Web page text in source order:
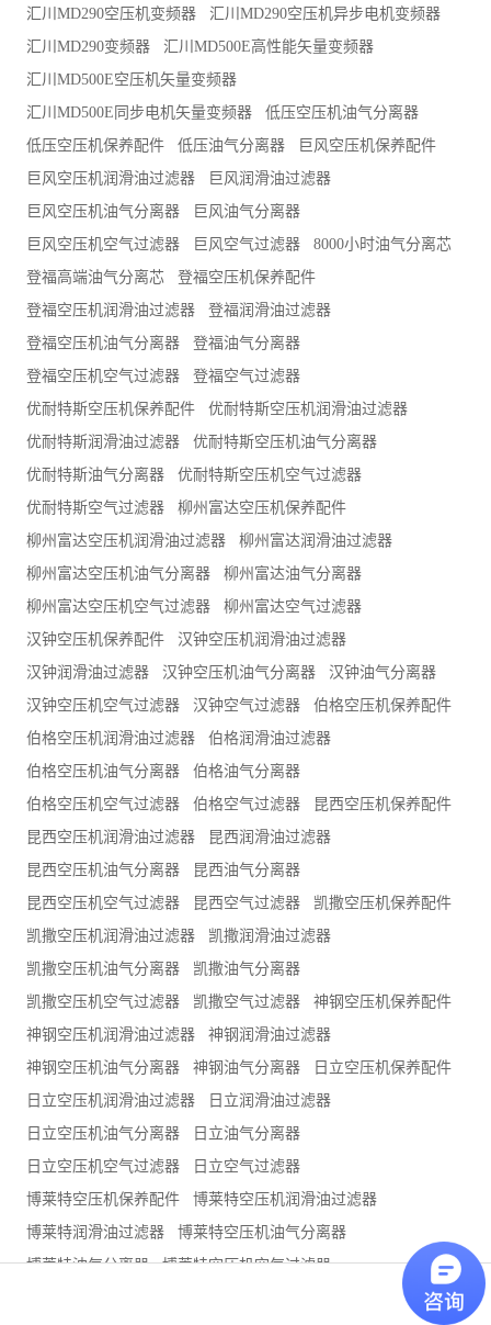
汇川MD290空压机变频器
汇川MD290空压机异步电机变频器
汇川MD290变频器
汇川MD500E高性能矢量变频器
汇川MD500E空压机矢量变频器
汇川MD500E同步电机矢量变频器
低压空压机油气分离器
低压空压机保养配件
低压油气分离器
巨风空压机保养配件
巨风空压机润滑油过滤器
巨风润滑油过滤器
巨风空压机油气分离器
巨风油气分离器
巨风空压机空气过滤器
巨风空气过滤器
8000小时油气分离芯
登福高端油气分离芯
登福空压机保养配件
登福空压机润滑油过滤器
登福润滑油过滤器
登福空压机油气分离器
登福油气分离器
登福空压机空气过滤器
登福空气过滤器
优耐特斯空压机保养配件
优耐特斯空压机润滑油过滤器
优耐特斯润滑油过滤器
优耐特斯空压机油气分离器
优耐特斯油气分离器
优耐特斯空压机空气过滤器
优耐特斯空气过滤器
柳州富达空压机保养配件
柳州富达空压机润滑油过滤器
柳州富达润滑油过滤器
柳州富达空压机油气分离器
柳州富达油气分离器
柳州富达空压机空气过滤器
柳州富达空气过滤器
汉钟空压机保养配件
汉钟空压机润滑油过滤器
汉钟润滑油过滤器
汉钟空压机油气分离器
汉钟油气分离器
汉钟空压机空气过滤器
汉钟空气过滤器
伯格空压机保养配件
伯格空压机润滑油过滤器
伯格润滑油过滤器
伯格空压机油气分离器
伯格油气分离器
伯格空压机空气过滤器
伯格空气过滤器
昆西空压机保养配件
昆西空压机润滑油过滤器
昆西润滑油过滤器
昆西空压机油气分离器
昆西油气分离器
昆西空压机空气过滤器
昆西空气过滤器
凯撒空压机保养配件
凯撒空压机润滑油过滤器
凯撒润滑油过滤器
凯撒空压机油气分离器
凯撒油气分离器
凯撒空压机空气过滤器
凯撒空气过滤器
神钢空压机保养配件
神钢空压机润滑油过滤器
神钢润滑油过滤器
神钢空压机油气分离器
神钢油气分离器
日立空压机保养配件
日立空压机润滑油过滤器
日立润滑油过滤器
日立空压机油气分离器
日立油气分离器
日立空压机空气过滤器
日立空气过滤器
博莱特空压机保养配件
博莱特空压机润滑油过滤器
博莱特润滑油过滤器
博莱特空压机油气分离器
博莱特油气分离器
博莱特空压机空气过滤器